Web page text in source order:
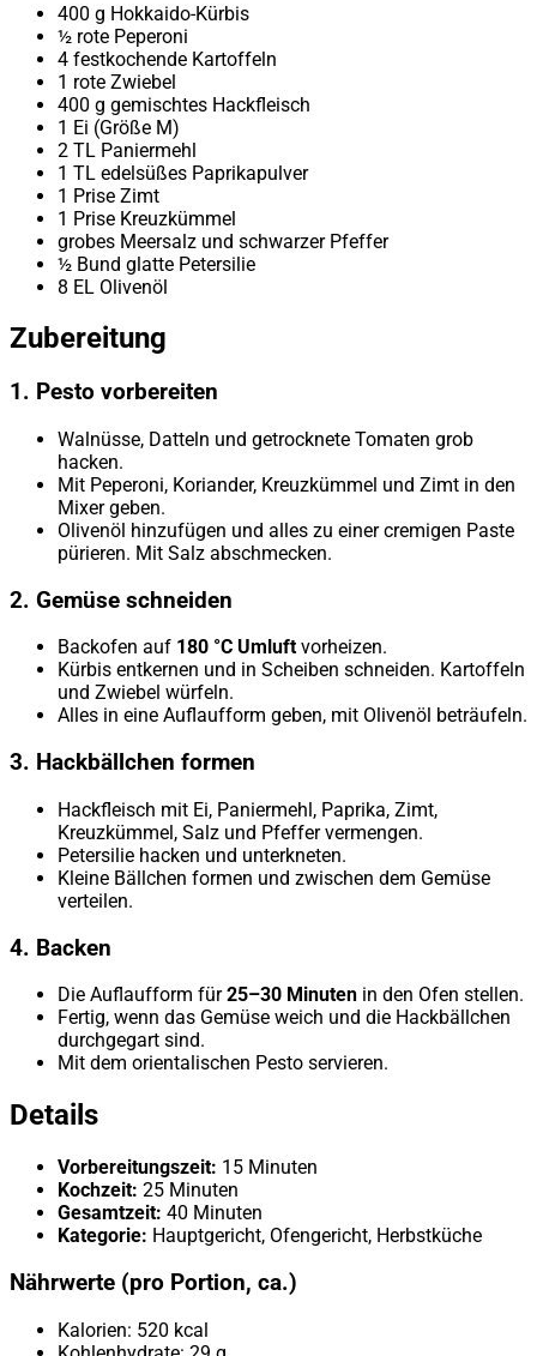
400 g Hokkaido-Kürbis
½ rote Peperoni
4 festkochende Kartoffeln
1 rote Zwiebel
400 g gemischtes Hackfleisch
1 Ei (Größe M)
2 TL Paniermehl
1 TL edelsüßes Paprikapulver
1 Prise Zimt
1 Prise Kreuzkümmel
grobes Meersalz und schwarzer Pfeffer
½ Bund glatte Petersilie
8 EL Olivenöl
Zubereitung
1. Pesto vorbereiten
Walnüsse, Datteln und getrocknete Tomaten grob
hacken.
Mit Peperoni, Koriander, Kreuzkümmel und Zimt in den
Mixer geben.
Olivenöl hinzufügen und alles zu einer cremigen Paste
pürieren. Mit Salz abschmecken.
2. Gemüse schneiden
Backofen auf 180 °C Umluft vorheizen.
Kürbis entkernen und in Scheiben schneiden. Kartoffeln
und Zwiebel würfeln.
Alles in eine Auflaufform geben, mit Olivenöl beträufeln.
3. Hackbällchen formen
Hackfleisch mit Ei, Paniermehl, Paprika, Zimt,
Kreuzkümmel, Salz und Pfeffer vermengen.
Petersilie hacken und unterkneten.
Kleine Bällchen formen und zwischen dem Gemüse
verteilen.
4. Backen
Die Auflaufform für25–30 Minuten in den Ofen stellen.
Fertig, wenn das Gemüse weich und die Hackbällchen
durchgegart sind.
Mit dem orientalischen Pesto servieren.
Details
Vorbereitungszeit: 15 Minuten
Kochzeit: 25 Minuten
Gesamtzeit: 40 Minuten
Kategorie: Hauptgericht, Ofengericht, Herbstküche
Nährwerte (pro Portion, ca.)
Kalorien: 520 kcal